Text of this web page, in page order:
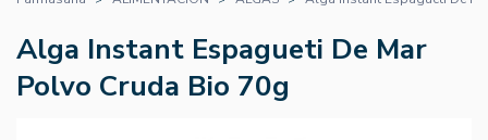
Alga Instant Espagueti De Mar
Polvo Cruda Bio 70g